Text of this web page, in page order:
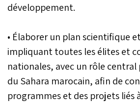
développement.
• Élaborer un plan scientifique
impliquant toutes les élites et
nationales, avec un rôle central
du Sahara marocain, afin de
programmes et des projets liés